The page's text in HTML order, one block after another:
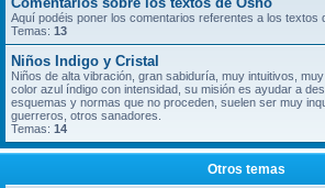
Aquí podéis poner los comentarios referentes a los textos
Temas: 13
Niños Indigo y Cristal
Niños de alta vibración, gran sabiduría, muy intuitivos,
color azul índigo con intensidad, su misión es ayudar a
esquemas y normas que no proceden, suelen ser muy
guerreros, otros sanadores.
Temas: 14
Otros temas